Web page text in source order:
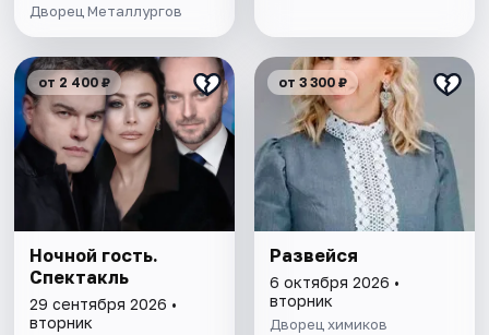
Дворец Металлургов
от 2 400 ₽
Ночной гость.
Спектакль
29 сентября 2026 •
вторник
от 3 300 ₽
Развейся
6 октября 2026 •
вторник
Дворец химиков